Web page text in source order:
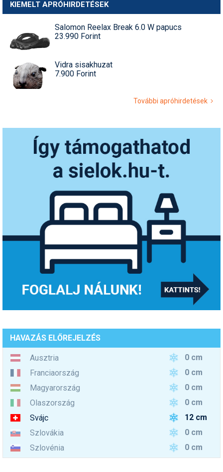
KIEMELT APRÓHIRDETÉSEK
Salomon Reelax Break 6.0 W papucs
23.990 Forint
Vidra sisakhuzat
7.900 Forint
További apróhirdetések
HAVAZÁS ELŐREJELZÉS
Ausztria
0 cm
Franciaország
0 cm
Magyarország
0 cm
Olaszország
0 cm
Svájc
12 cm
Szlovákia
0 cm
Szlovénia
0 cm